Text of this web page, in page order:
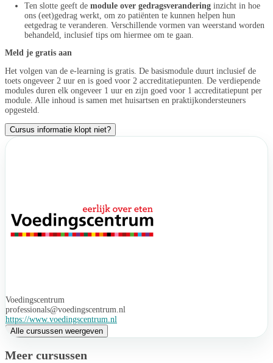
Ten slotte geeft de module over gedragsverandering inzicht in hoe
ons (eet)gedrag werkt, om zo patiënten te kunnen helpen hun
eetgedrag te veranderen. Verschillende vormen van weerstand worden
behandeld, inclusief tips om hiermee om te gaan.
Meld je gratis aan
Het volgen van de e-learning is gratis. De basismodule duurt inclusief de
toets ongeveer 2 uur en is goed voor 2 accreditatiepunten. De verdiepende
modules duren elk ongeveer 1 uur en zijn goed voor 1 accreditatiepunt per
module. Alle inhoud is samen met huisartsen en praktijkondersteuners
opgesteld.
Cursus informatie klopt niet?
Voedingscentrum
professionals@voedingscentrum.nl
https://www.voedingscentrum.nl
Alle cursussen weergeven
Meer cursussen